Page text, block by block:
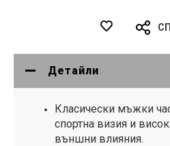
Детайли
Класически мъжки
спортна визия и
външни влияния.